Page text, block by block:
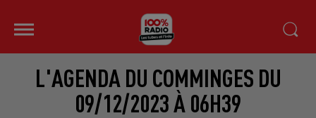
L'AGENDA DU COMMINGES DU
09/12/2023 À 06H39